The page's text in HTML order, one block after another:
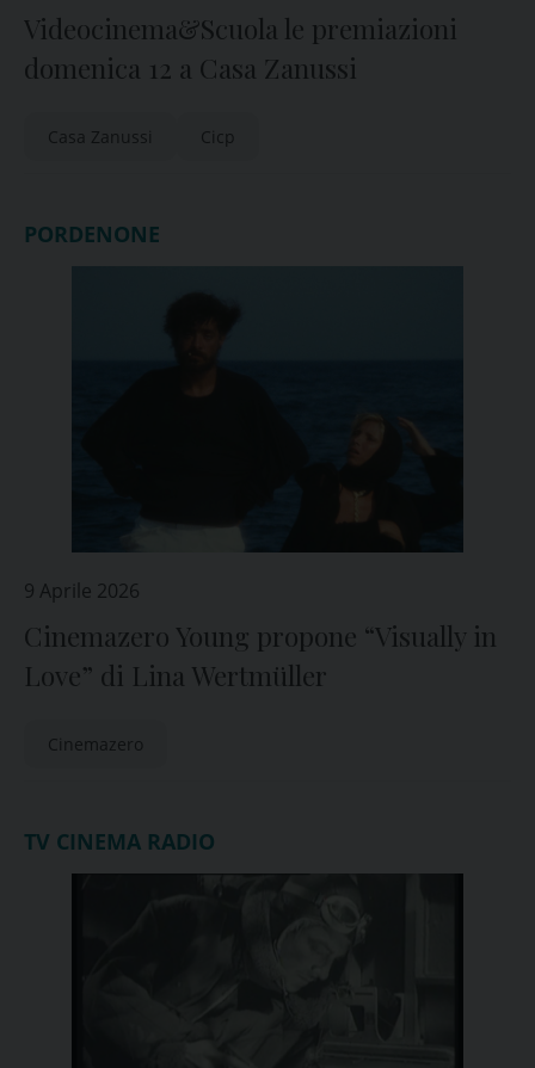
Videocinema&Scuola le premiazioni
domenica 12 a Casa Zanussi
Casa Zanussi Cicp
PORDENONE
9 Aprile 2026
Cinemazero Young propone “Visually in
Love” di Lina Wertmüller
Cinemazero
TV CINEMA RADIO